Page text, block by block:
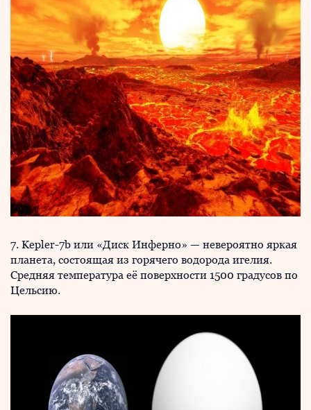
7. Kepler-7b или «Диск Инферно» — невероятно яркая
планета, состоящая из горячего водорода игелия.
Средняя температура её поверхности 1500 градусов по
Цельсию.